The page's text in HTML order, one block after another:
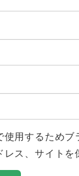
使用するためブ
ス、サイトを